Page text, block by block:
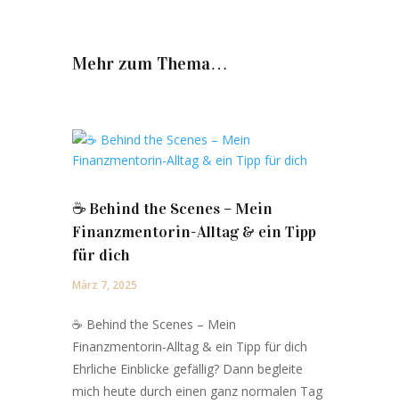
Mehr zum Thema…
☕️ Behind the Scenes – Mein
Finanzmentorin-Alltag & ein Tipp
für dich
März 7, 2025
☕️ Behind the Scenes – Mein
Finanzmentorin-Alltag & ein Tipp für dich
Ehrliche Einblicke gefällig? Dann begleite
mich heute durch einen ganz normalen Tag